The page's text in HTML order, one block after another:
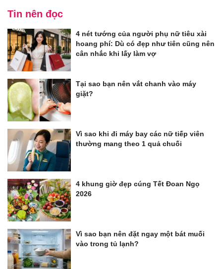
Tin nên đọc
4 nét tướng của người phụ nữ tiêu xài
hoang phí: Dù có đẹp như tiên cũng nên
cân nhắc khi lấy làm vợ
Tại sao bạn nên vắt chanh vào máy
giặt?
Vì sao khi đi máy bay các nữ tiếp viên
thường mang theo 1 quả chuối
4 khung giờ đẹp cúng Tết Đoan Ngọ
2026
Vì sao bạn nên đặt ngay một bát muối
vào trong tủ lạnh?